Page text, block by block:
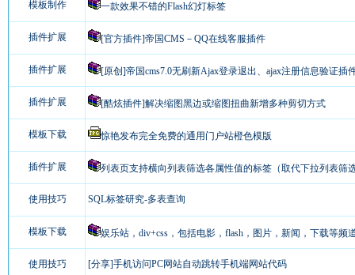
模板制作 一款效果不错的Flash幻灯标签
插件扩展 [官方插件]帝国CMS－QQ在线客服插件
插件扩展 [原创]帝国cms7.0无刷新Ajax登录退出、ajax注册信息验证插
插件扩展 [酷炫插件]解决缩图黑边或缩图扭曲新增多种剪切方式
模板下载 惊艳发布完全免费的通用门户站橙色模版
插件扩展 列表页支持横向列表筛选各属性值的标签（取代下拉列表筛
使用技巧 SQL标签研究-多表查询
模板下载 娱乐站，div+css，包括电影，flash，图片，新闻，下载等频
使用技巧 [分享]手机访问PC网站自动跳转手机端网站代码